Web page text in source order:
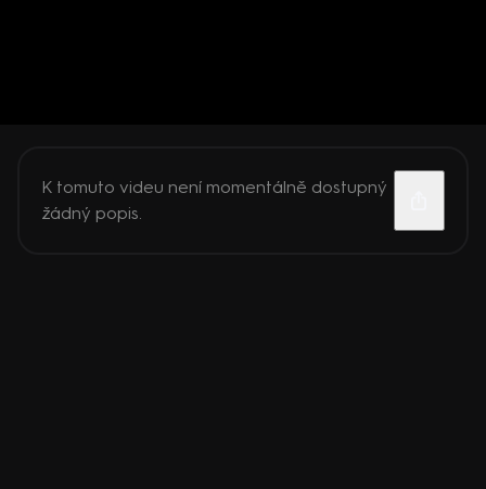
K tomuto videu není momentálně dostupný
žádný popis.